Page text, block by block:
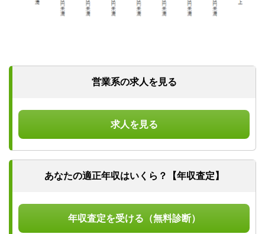
営業系の求人を見る
求人を見る
あなたの適正年収はいくら？【年収査定】
年収査定を受ける（無料診断）